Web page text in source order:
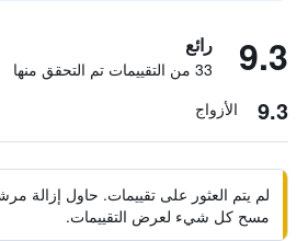
9.3 رائع
33 من التقييمات تم التحقق منها
9.3 الأزواج
لم يتم العثور على تقييمات. حاول إزالة
مسح كل شيء لعرض التقييمات.